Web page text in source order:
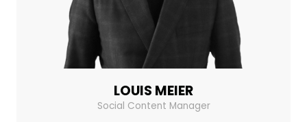
LOUIS MEIER
Social Content Manager